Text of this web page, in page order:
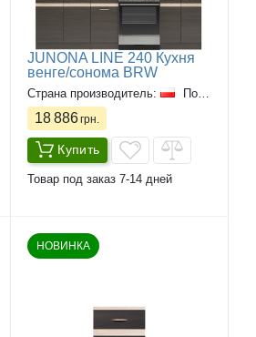
JUNONA LINE 240 Кухня
венге/сонома BRW
Страна производитель: Польша
18 886грн.
Купить
Товар под заказ 7-14 дней
НОВИНКА